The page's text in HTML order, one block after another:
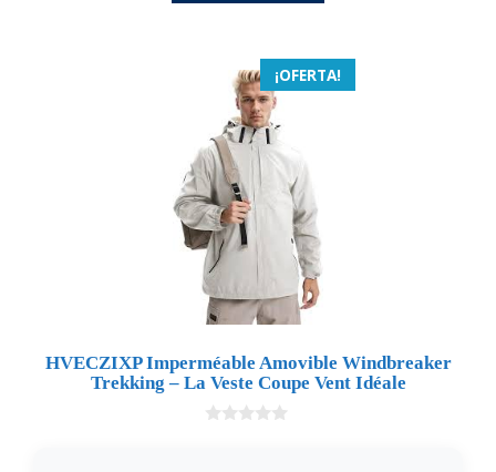
¡OFERTA!
HVECZIXP Imperméable Amovible Windbreaker
Trekking – La Veste Coupe Vent Idéale